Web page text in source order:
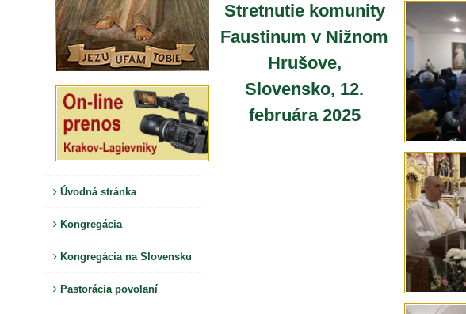
Úvodná stránka
Kongregácia
Kongregácia na Slovensku
Pastorácia povolaní
Stretnutie komunity
Faustinum v Nižnom
Hrušove,
Slovensko, 12.
februára 2025